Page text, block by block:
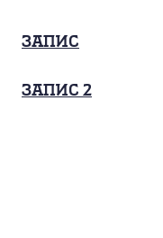
Запис
запис 2